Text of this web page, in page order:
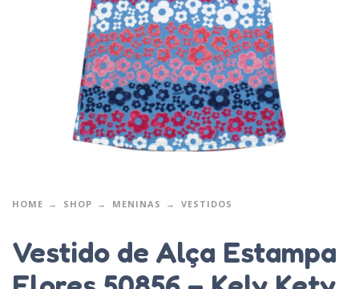
HOME SHOP MENINAS VESTIDOS
Vestido de Alça Estampa